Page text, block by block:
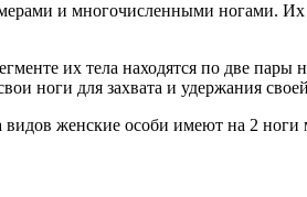
и многочисленными ногами. Их
их тела находятся по две
ноги для захвата и удержания
женские особи имеют на 2